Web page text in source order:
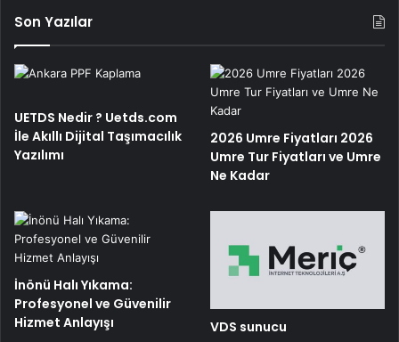
Son Yazılar
UETDS Nedir ? Uetds.com
İle Akıllı Dijital Taşımacılık
Yazılımı
2026 Umre Fiyatları 2026
Umre Tur Fiyatları ve Umre
Ne Kadar
İnönü Halı Yıkama:
Profesyonel ve Güvenilir
Hizmet Anlayışı
VDS sunucu